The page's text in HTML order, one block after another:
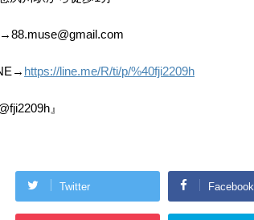
→88.muse@gmail.com
https://line.me/R/ti/p/%40fji2209h
』
Twitter Facebook